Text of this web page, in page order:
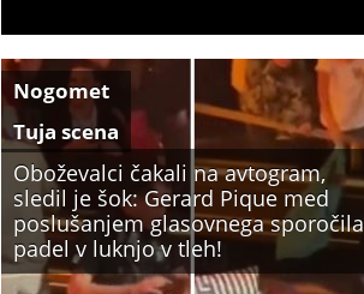
Oboževalci čakali na avtogram,
sledil je šok: Gerard Pique med
poslušanjem glasovnega sporočila
padel v luknjo v tleh!
Nogomet
Tuja scena